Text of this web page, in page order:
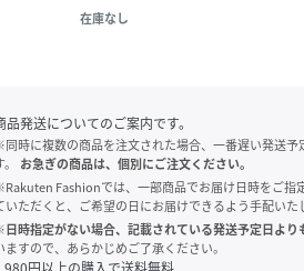
在庫なし
品発送についてのご案内です。
時に複数の商品を注文された場合、一番遅い発送予
お急ぎの商品は、個別にご注文ください。
Fashionでは、一部商品でお届け日時をご指
いただくと、ご希望の日にお届けできるよう手配いた
時指定がない場合、記載されている発送予定日より
ますので、あらかじめご了承ください。